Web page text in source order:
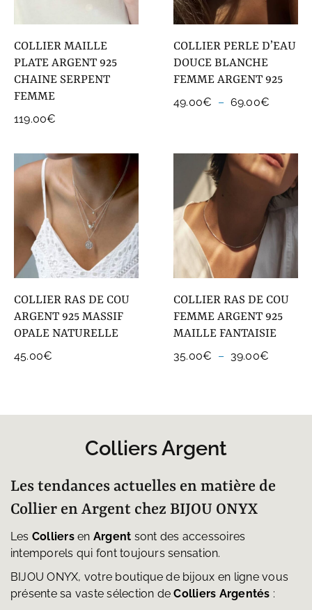
COLLIER MAILLE
PLATE ARGENT 925
CHAINE SERPENT
FEMME
119.00€
COLLIER PERLE D’EAU
DOUCE BLANCHE
FEMME ARGENT 925
49.00€ – 69.00€
à
69.00€
COLLIER RAS DE COU
ARGENT 925 MASSIF
OPALE NATURELLE
45.00€
COLLIER RAS DE COU
FEMME ARGENT 925
MAILLE FANTAISIE
35.00€ – 39.00€
Colliers Argent
Les tendances actuelles en matière de
Collier en Argent chez BIJOU ONYX
Les Colliersen Argent sont des accessoires
intemporels qui font toujours sensation.
BIJOU ONYX, votre boutique de bijoux en ligne vous
présente sa vaste sélection deColliers Argentés :